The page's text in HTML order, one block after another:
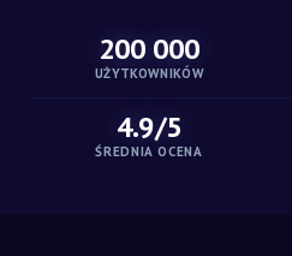
200 000
UŻYTKOWNIKÓW
4.9/5
ŚREDNIA OCENA